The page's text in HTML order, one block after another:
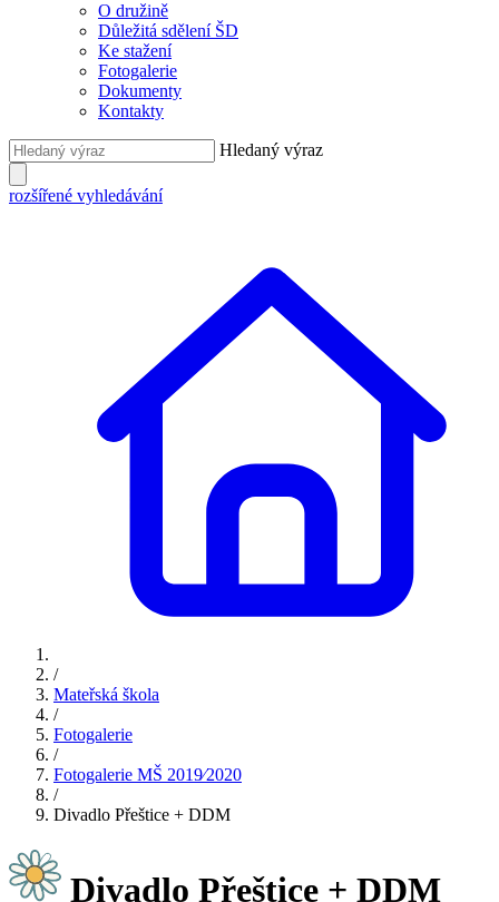
O družině
Důležitá sdělení ŠD
Ke stažení
Fotogalerie
Dokumenty
Kontakty
Hledaný výraz
rozšířené vyhledávání
/
Mateřská škola
/
Fotogalerie
/
Fotogalerie MŠ 2019⁄2020
/
Divadlo Přeštice + DDM
Divadlo Přeštice + DDM